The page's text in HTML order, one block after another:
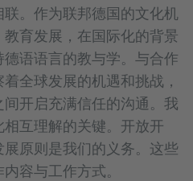
。作为联邦德国的文化机
育发展，在国际化的背景
语语言的教与学。与合作
全球发展的机遇和挑战，
开启充满信任的沟通。我
互理解的关键。开放开
原则是我们的义务。这些
容与工作方式。